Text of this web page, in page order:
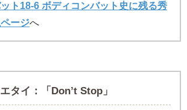
ト18-6 ボディコンバット史に残る秀
ージへ
タイ： 「Don’t Stop」